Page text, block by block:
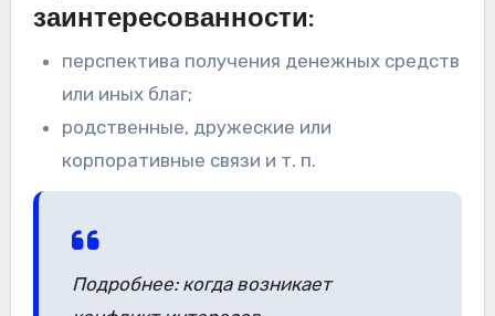
заинтересованности:
перспектива получения денежных средств
или иных благ;
родственные, дружеские или
корпоративные связи и т. п.
Подробнее: когда возникает